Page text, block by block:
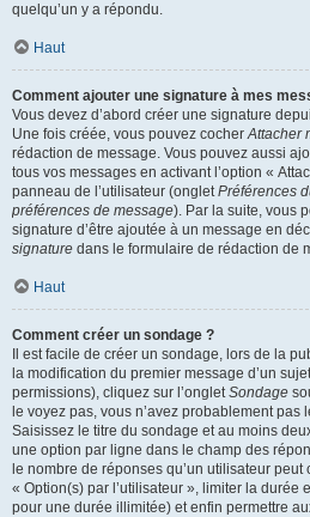
quelqu’un y a répondu.
Haut
Comment ajouter une signature à mes
Vous devez d’abord créer une signature
Une fois créée, vous pouvez cocherAttacher
rédaction de message. Vous pouvez aussi
tous vos messages en activant l’option «
panneau de l’utilisateur (ongletPréférences
préférences de message). Par la suite, vous
signature d’être ajoutée à un message en
signature dans le formulaire de rédaction de
Haut
Comment créer un sondage ?
Il est facile de créer un sondage, lors de la
la modification du premier message d’un
permissions), cliquez sur l’ongletSondage
le voyez pas, vous n’avez probablement
Saisissez le titre du sondage et au moins
une option par ligne dans le champ des
le nombre de réponses qu’un utilisateur
« Option(s) par l’utilisateur », limiter la durée
pour une durée illimitée) et enfin permettre